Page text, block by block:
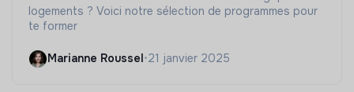
logements ? Voici notre sélection de programmes pour
te former
Marianne Roussel •21 janvier 2025